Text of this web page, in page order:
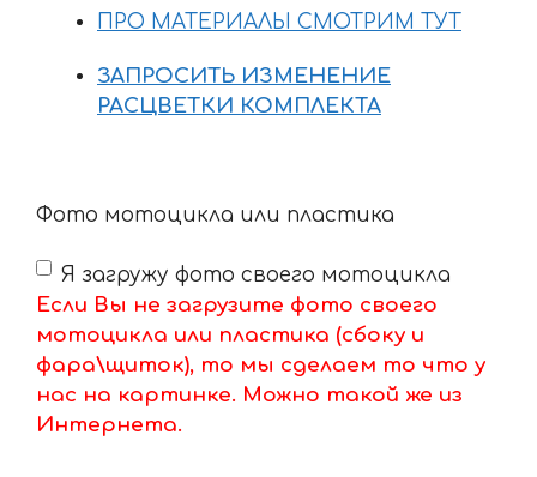
ПРО МАТЕРИАЛЫ СМОТРИМ ТУТ
ЗАПРОСИТЬ ИЗМЕНЕНИЕ
РАСЦВЕТКИ КОМПЛЕКТА
Фото мотоцикла или пластика
Я загружу фото своего мотоцикла
Если Вы не загрузите фото своего
мотоцикла или пластика (сбоку и
фара\щиток), то мы сделаем то что у
нас на картинке. Можно такой же из
Интернета.